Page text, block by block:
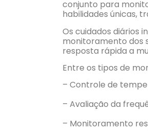
conjunto para
habilidades únicas,
Os cuidados diários
monitoramento dos
resposta rápida a
Entre os tipos de
– Controle de
– Avaliação da
– Monitoramento